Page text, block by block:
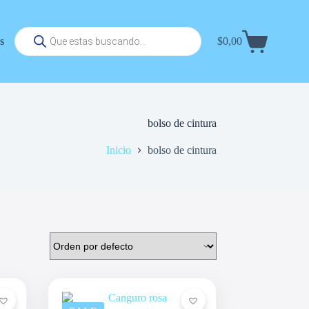
Búsqueda
de
productos
Carrito
$0,00
bolso de cintura
Inicio bolso de cintura